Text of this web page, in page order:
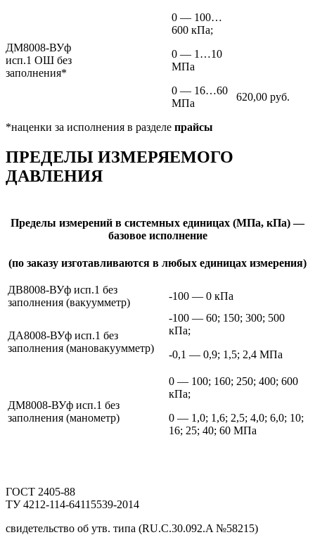
ДМ8008-ВУф
исп.1 ОШ без
заполнения*
0 — 100…
600 кПа;
0 — 1…10
МПа
0 — 16…60
МПа
620,00 руб.
*наценки за исполнения в разделе прайсы
ПРЕДЕЛЫ ИЗМЕРЯЕМОГО
ДАВЛЕНИЯ
Пределы измерений в системных единицах (МПа, кПа) —
базовое исполнение
(по заказу изготавливаются в любых единицах измерения)
ДВ8008-ВУф исп.1 без
заполнения (вакуумметр)
-100 — 0 кПа
ДА8008-ВУф исп.1 без
заполнения (мановакуумметр)
-100 — 60; 150; 300; 500
кПа;
-0,1 — 0,9; 1,5; 2,4 МПа
ДМ8008-ВУф исп.1 без
заполнения (манометр)
0 — 100; 160; 250; 400; 600
кПа;
0 — 1,0; 1,6; 2,5; 4,0; 6,0; 10;
16; 25; 40; 60 МПа
ГОСТ 2405-88
ТУ 4212-114-64115539-2014
свидетельство об утв. типа (RU.C.30.092.A №58215)